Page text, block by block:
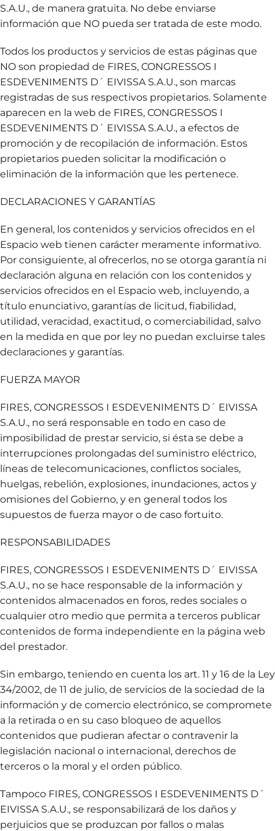
S.A.U., de manera gratuita. No debe enviarse
información que NO pueda ser tratada de este modo.
Todos los productos y servicios de estas páginas que
NO son propiedad de FIRES, CONGRESSOS I
ESDEVENIMENTS D´ EIVISSA S.A.U., son marcas
registradas de sus respectivos propietarios. Solamente
aparecen en la web de FIRES, CONGRESSOS I
ESDEVENIMENTS D´ EIVISSA S.A.U., a efectos de
promoción y de recopilación de información. Estos
propietarios pueden solicitar la modificación o
eliminación de la información que les pertenece.
DECLARACIONES Y GARANTÍAS
En general, los contenidos y servicios ofrecidos en el
Espacio web tienen carácter meramente informativo.
Por consiguiente, al ofrecerlos, no se otorga garantía ni
declaración alguna en relación con los contenidos y
servicios ofrecidos en el Espacio web, incluyendo, a
título enunciativo, garantías de licitud, fiabilidad,
utilidad, veracidad, exactitud, o comerciabilidad, salvo
en la medida en que por ley no puedan excluirse tales
declaraciones y garantías.
FUERZA MAYOR
FIRES, CONGRESSOS I ESDEVENIMENTS D´ EIVISSA
S.A.U., no será responsable en todo en caso de
imposibilidad de prestar servicio, si ésta se debe a
interrupciones prolongadas del suministro eléctrico,
líneas de telecomunicaciones, conflictos sociales,
huelgas, rebelión, explosiones, inundaciones, actos y
omisiones del Gobierno, y en general todos los
supuestos de fuerza mayor o de caso fortuito.
RESPONSABILIDADES
FIRES, CONGRESSOS I ESDEVENIMENTS D´ EIVISSA
S.A.U., no se hace responsable de la información y
contenidos almacenados en foros, redes sociales o
cualquier otro medio que permita a terceros publicar
contenidos de forma independiente en la página web
del prestador.
Sin embargo, teniendo en cuenta los art. 11 y 16 de la Ley
34/2002, de 11 de julio, de servicios de la sociedad de la
información y de comercio electrónico, se compromete
a la retirada o en su caso bloqueo de aquellos
contenidos que pudieran afectar o contravenir la
legislación nacional o internacional, derechos de
terceros o la moral y el orden público.
Tampoco FIRES, CONGRESSOS I ESDEVENIMENTS D´
EIVISSA S.A.U., se responsabilizará de los daños y
perjuicios que se produzcan por fallos o malas